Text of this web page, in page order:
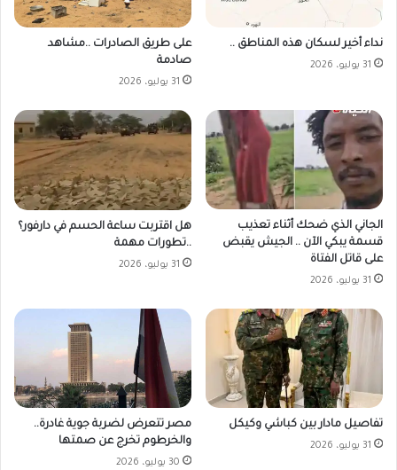
نداء أخير لسكان هذه المناطق ..
31 يوليو، 2026
على طريق الصادرات ..مشاهد
صادمة
31 يوليو، 2026
الجاني الذي ضحك أثناء تعذيب
قسمة يبكي الآن .. الجيش يقبض
على قاتل الفتاة
31 يوليو، 2026
هل اقتربت ساعة الحسم في دارفور؟
..تطورات مهمة
31 يوليو، 2026
تفاصيل مادار بين كباشي وكيكل
31 يوليو، 2026
مصر تتعرض لضربة جوية غادرة..
والخرطوم تخرج عن صمتها
30 يوليو، 2026